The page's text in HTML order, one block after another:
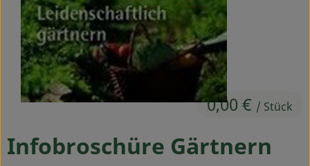
Ökokisten
Obst & Gemüse
Kühltheke
Backwaren
Infobroschüre Gärtnern
0,00 € / Stück